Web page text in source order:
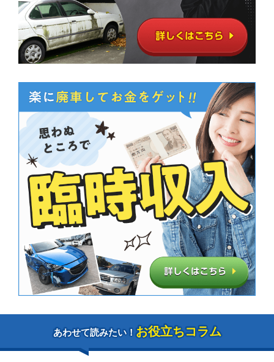
あわせて読みたい！ お役立ちコラム